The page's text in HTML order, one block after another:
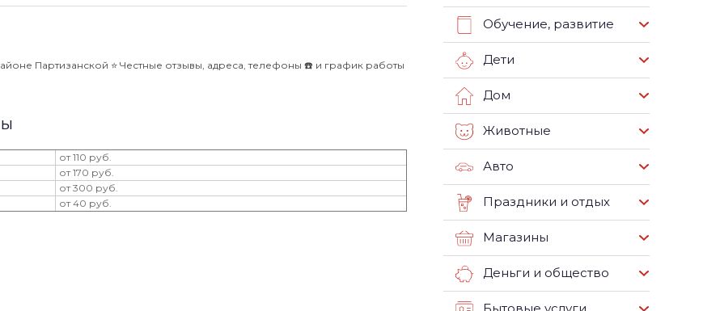
Партизанской ⭐️ Честные отзывы, адреса, телефоны ☎️ и график работы
от 110 руб.
от 170 руб.
от 300 руб.
от 40 руб.
Обучение, развитие
Дети
Дом
Животные
Авто
Праздники и отдых
Магазины
Деньги и общество